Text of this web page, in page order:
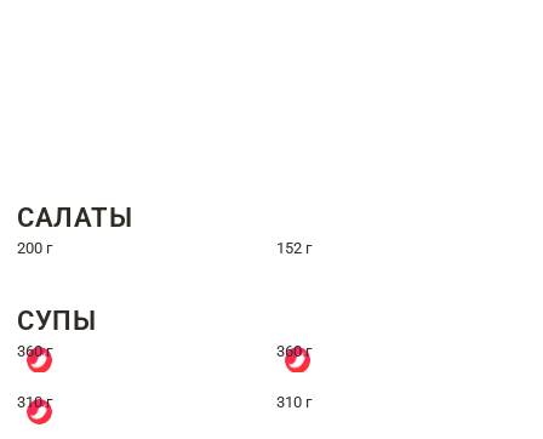
САЛАТЫ
200 г 152 г
СУПЫ
360 г 360 г
310 г 310 г